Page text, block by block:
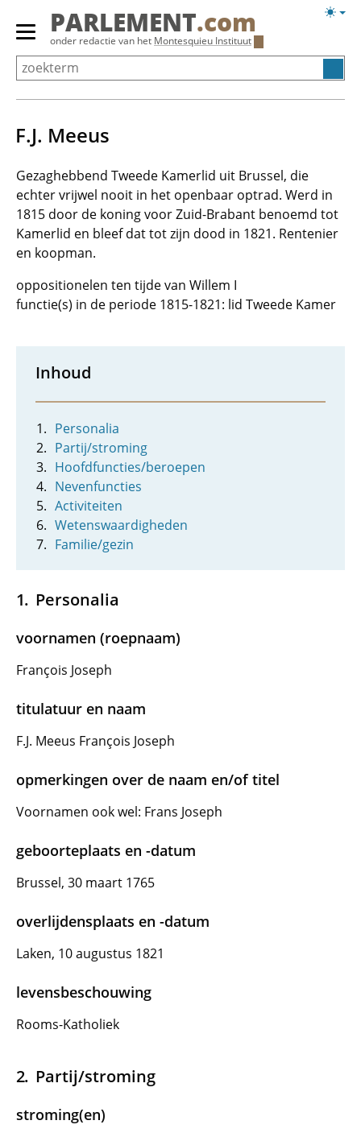
Overslaan
Primair
menu
tonen/verbergen
PARLEMENT.com
onder redactie van het Montesquieu Instituut
F.J. Meeus
Gezaghebbend Tweede Kamerlid uit Brussel, die
echter vrijwel nooit in het openbaar optrad. Werd in
1815 door de koning voor Zuid-Brabant benoemd tot
Kamerlid en bleef dat tot zijn dood in 1821. Rentenier
en koopman.
oppositionelen ten tijde van Willem I
functie(s) in de periode 1815-1821: lid Tweede Kamer
Inhoud
Personalia
Partij/stroming
Hoofdfuncties/beroepen
Nevenfuncties
Activiteiten
Wetenswaardigheden
Familie/gezin
Personalia
voornamen (roepnaam)
François Joseph
titulatuur en naam
F.J. Meeus François Joseph
opmerkingen over de naam en/of titel
Voornamen ook wel: Frans Joseph
geboorteplaats en -datum
Brussel, 30 maart 1765
overlijdensplaats en -datum
Laken, 10 augustus 1821
levensbeschouwing
Rooms-Katholiek
Partij/stroming
stroming(en)